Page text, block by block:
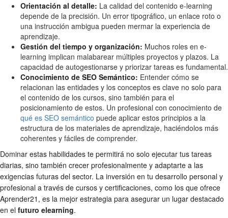
Orientación al detalle: La calidad del contenido e-learning
depende de la precisión. Un error tipográfico, un enlace roto o
una instrucción ambigua pueden mermar la experiencia de
aprendizaje.
Gestión del tiempo y organización: Muchos roles en e-
learning implican malabarear múltiples proyectos y plazos. La
capacidad de autogestionarse y priorizar tareas es fundamental.
Conocimiento de SEO Semántico: Entender cómo se
relacionan las entidades y los conceptos es clave no solo para
el contenido de los cursos, sino también para el
posicionamiento de estos. Un profesional con conocimiento de
qué es SEO semántico puede aplicar estos principios a la
estructura de los materiales de aprendizaje, haciéndolos más
coherentes y fáciles de comprender.
Dominar estas habilidades te permitirá no solo ejecutar tus tareas
diarias, sino también crecer profesionalmente y adaptarte a las
exigencias futuras del sector. La inversión en tu desarrollo personal y
profesional a través de cursos y certificaciones, como los que ofrece
Aprender21, es la mejor estrategia para asegurar un lugar destacado
en el futuro elearning.